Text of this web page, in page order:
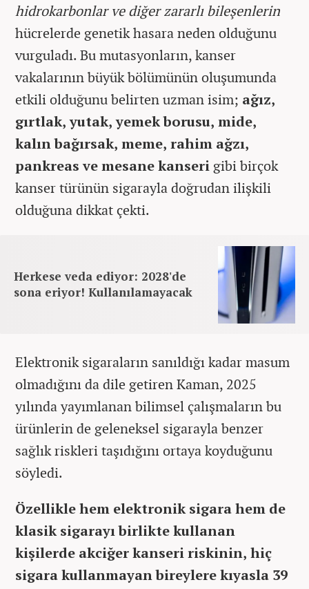
hidrokarbonlar ve diğer zararlı bileşenlerin
hücrelerde genetik hasara neden olduğunu
vurguladı. Bu mutasyonların, kanser
vakalarının büyük bölümünün oluşumunda
etkili olduğunu belirten uzman isim; ağız,
gırtlak, yutak, yemek borusu, mide,
kalın bağırsak, meme, rahim ağzı,
pankreas ve mesane kanseri gibi birçok
kanser türünün sigarayla doğrudan ilişkili
olduğuna dikkat çekti.
Herkese veda ediyor: 2028'de
sona eriyor! Kullanılamayacak
Elektronik sigaraların sanıldığı kadar masum
olmadığını da dile getiren Kaman, 2025
yılında yayımlanan bilimsel çalışmaların bu
ürünlerin de geleneksel sigarayla benzer
sağlık riskleri taşıdığını ortaya koyduğunu
söyledi.
Özellikle hem elektronik sigara hem de
klasik sigarayı birlikte kullanan
kişilerde akciğer kanseri riskinin, hiç
sigara kullanmayan bireylere kıyasla 39